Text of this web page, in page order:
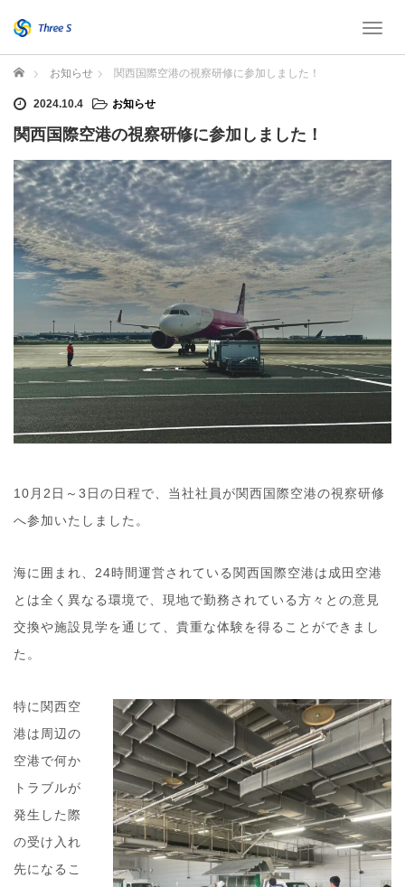
T
v
i
t
ホーム お知らせ 関西国際空港の視察研修に参加しました！
2024.10.4 お知らせ
関西国際空港の視察研修に参加しました！
10月2日～3日の日程で、当社社員が関西国際空港の視察研修
へ参加いたしました。
海に囲まれ、24時間運営されている関西国際空港は成田空港
とは全く異なる環境で、現地で勤務されている方々との意見
交換や施設見学を通じて、貴重な体験を得ることができまし
た。
特に関西空
港は周辺の
空港で何か
トラブルが
発生した際
の受け入れ
先になるこ